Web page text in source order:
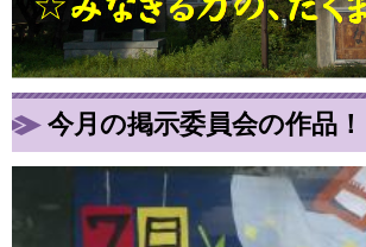
今月の掲示委員会の作品！